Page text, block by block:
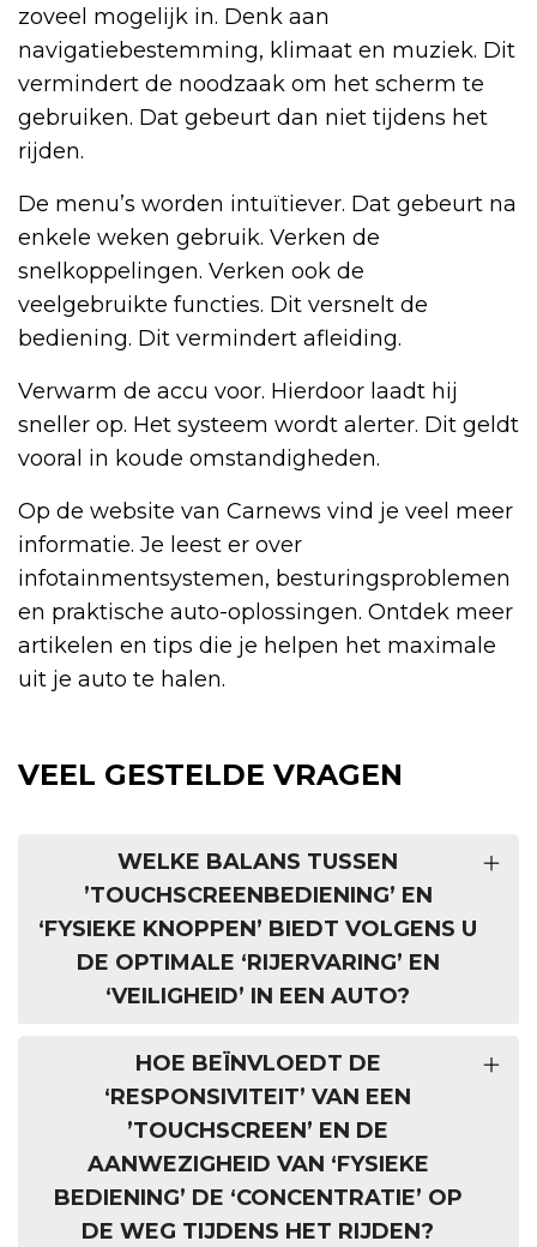
zoveel mogelijk in. Denk aan
navigatiebestemming, klimaat en muziek. Dit
vermindert de noodzaak om het scherm te
gebruiken. Dat gebeurt dan niet tijdens het
rijden.
De menu’s worden intuïtiever. Dat gebeurt na
enkele weken gebruik. Verken de
snelkoppelingen. Verken ook de
veelgebruikte functies. Dit versnelt de
bediening. Dit vermindert afleiding.
Verwarm de accu voor. Hierdoor laadt hij
sneller op. Het systeem wordt alerter. Dit geldt
vooral in koude omstandigheden.
Op de website van Carnews vind je veel meer
informatie. Je leest er over
infotainmentsystemen, besturingsproblemen
en praktische auto-oplossingen. Ontdek meer
artikelen en tips die je helpen het maximale
uit je auto te halen.
VEEL GESTELDE VRAGEN
WELKE BALANS TUSSEN
’TOUCHSCREENBEDIENING’ EN
‘FYSIEKE KNOPPEN’ BIEDT VOLGENS U
DE OPTIMALE ‘RIJERVARING’ EN
‘VEILIGHEID’ IN EEN AUTO?
HOE BEÏNVLOEDT DE
‘RESPONSIVITEIT’ VAN EEN
’TOUCHSCREEN’ EN DE
AANWEZIGHEID VAN ‘FYSIEKE
BEDIENING’ DE ‘CONCENTRATIE’ OP
DE WEG TIJDENS HET RIJDEN?